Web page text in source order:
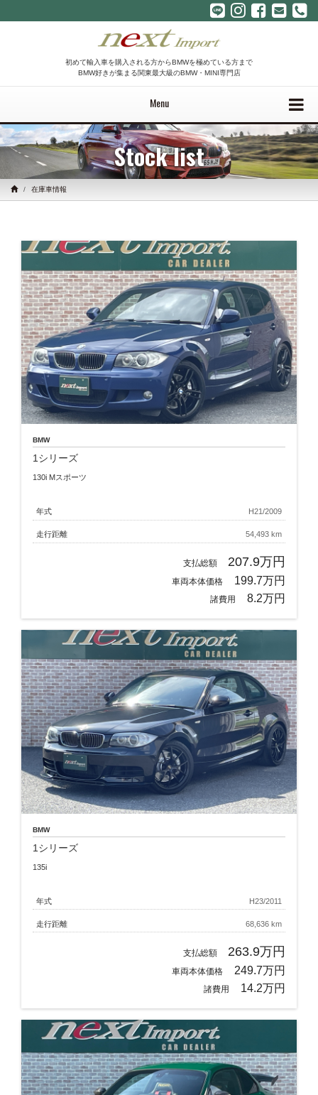
初めて輸入車を購入される方からBMWを極めている方まで
BMW好きが集まる関東最大級のBMW・MINI専門店
Menu
Stock list
在庫車情報
BMW
1シリーズ
130i Mスポーツ
年式 H21/2009
走行距離 54,493 km
支払総額 207.9万円
車両本体価格 199.7万円
諸費用 8.2万円
BMW
1シリーズ
135i
年式 H23/2011
走行距離 68,636 km
支払総額 263.9万円
車両本体価格 249.7万円
諸費用 14.2万円